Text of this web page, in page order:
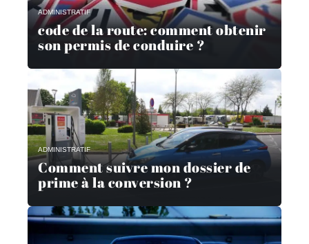
ADMINISTRATIF
code de la route: comment obtenir
son permis de conduire ?
ADMINISTRATIF
Comment suivre mon dossier de
prime à la conversion ?